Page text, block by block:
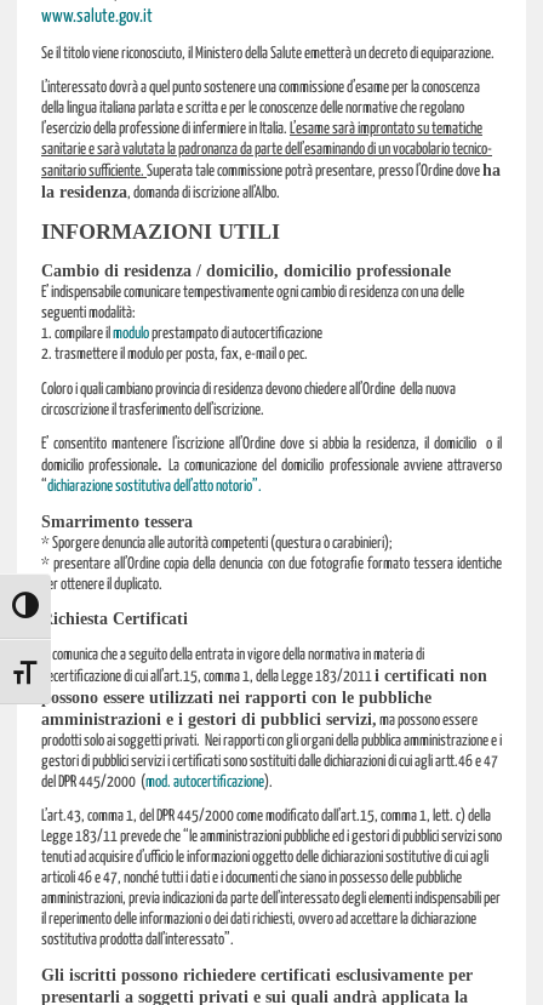
ATTIVA/DISATTIVA ALTO CONTRASTO
ATTIVA/DISATTIVA DIMENSIONE TESTO
www.salute.gov.it
Se il titolo viene riconosciuto, il Ministero della Salute emetterà un decreto di equiparazione.
L’interessato dovrà a quel punto sostenere una commissione d’esame per la conoscenza
della lingua italiana parlata e scritta e per le conoscenze delle normative che regolano
l’esercizio della professione di infermiere in Italia. L’esame sarà improntato su tematiche
sanitarie e sarà valutata la padronanza da parte dell’esaminando di un vocabolario tecnico-
sanitario sufficiente. Superata tale commissione potrà presentare, presso l’Ordine doveha
la residenza, domanda di iscrizione all’Albo.
INFORMAZIONI UTILI
Cambio di residenza / domicilio, domicilio professionale
E’ indispensabile comunicare tempestivamente ogni cambio di residenza con una delle
seguenti modalità:
1. compilare il moduloprestampato di autocertificazione
2. trasmettere il modulo per posta, fax, e-mail o pec.
Coloro i quali cambiano provincia di residenza devono chiedere all’Ordine della nuova
circoscrizione il trasferimento dell’iscrizione.
E’ consentito mantenere l’iscrizione all’Ordine dove si abbia la residenza, il domicilio o il
domicilio professionale. La comunicazione del domicilio professionale avviene attraverso
dichiarazione sostitutiva dell’atto notorio”.
Smarrimento tessera
* Sporgere denuncia alle autorità competenti (questura o carabinieri);
* presentare all’Ordine copia della denuncia con due fotografie formato tessera identiche
per ottenere il duplicato.
Richiesta Certificati
Si comunica che a seguito della entrata in vigore della normativa in materia di
decertificazione di cui all’art.15, comma 1, della Legge 183/2011i certificati non
possono essere utilizzati nei rapporti con le pubbliche
amministrazioni e i gestori di pubblici servizi, ma possono essere
prodotti solo ai soggetti privati. Nei rapporti con gli organi della pubblica amministrazione e i
gestori di pubblici servizi i certificati sono sostituiti dalle dichiarazioni di cui agli artt.46 e 47
del DPR 445/2000 (mod. autocertificazione).
L’art.43, comma 1, del DPR 445/2000 come modificato dall’art.15, comma 1, lett. c) della
Legge 183/11 prevede che “le amministrazioni pubbliche ed i gestori di pubblici servizi sono
tenuti ad acquisire d’ufficio le informazioni oggetto delle dichiarazioni sostitutive di cui agli
articoli 46 e 47, nonché tutti i dati e i documenti che siano in possesso delle pubbliche
amministrazioni, previa indicazioni da parte dell’interessato degli elementi indispensabili per
il reperimento delle informazioni o dei dati richiesti, ovvero ad accettare la dichiarazione
sostitutiva prodotta dall’interessato”.
Gli iscritti possono richiedere certificati esclusivamente per
presentarli a soggetti privati e sui quali andrà applicata la